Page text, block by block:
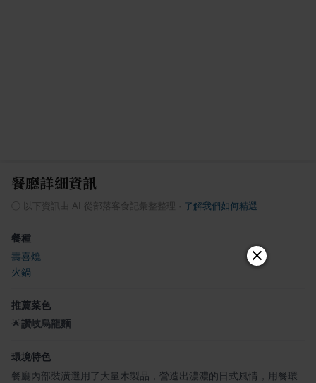
餐廳詳細資訊
以下資訊由 AI 從部落客食記彙整整理 了解我們如何精選
餐種
壽喜燒
火鍋
推薦菜色
🌟讚岐烏龍麵
環境特色
餐廳內部裝潢選用了大量木製品，營造出濃濃的日式風情，用餐環